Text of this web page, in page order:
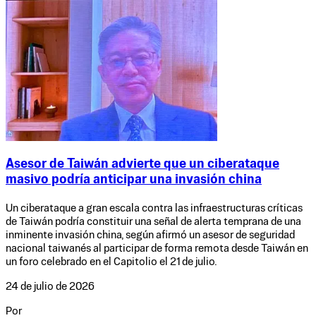
Asesor de Taiwán advierte que un ciberataque
masivo podría anticipar una invasión china
Un ciberataque a gran escala contra las infraestructuras críticas
de Taiwán podría constituir una señal de alerta temprana de una
inminente invasión china, según afirmó un asesor de seguridad
nacional taiwanés al participar de forma remota desde Taiwán en
un foro celebrado en el Capitolio el 21 de julio.
24 de julio de 2026
Por